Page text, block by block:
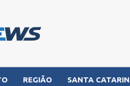
REGIÃO SANTA